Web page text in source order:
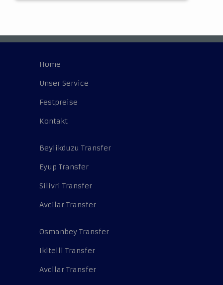
Home
Unser Service
Festpreise
Kontakt
Beylikduzu Transfer
Eyup Transfer
Silivri Transfer
Avcilar Transfer
Osmanbey Transfer
Ikitelli Transfer
Avcilar Transfer